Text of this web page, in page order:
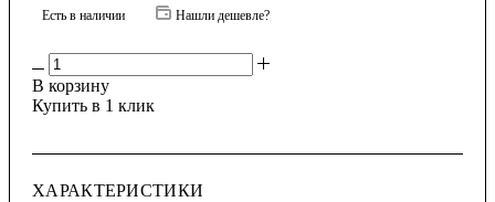
Есть в наличии Нашли дешевле?
В корзину
Купить в 1 клик
ХАРАКТЕРИСТИКИ